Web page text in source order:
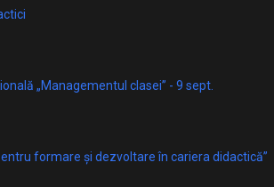
„Managementul clasei” - 9 sept.
formare și dezvoltare în cariera didactică”